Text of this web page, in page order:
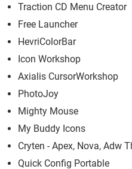
Traction CD Menu Creator
Free Launcher
HevriColorBar
Icon Workshop
Axialis CursorWorkshop
PhotoJoy
Mighty Mouse
My Buddy Icons
Cryten - Apex, Nova, Adw
Quick Config Portable